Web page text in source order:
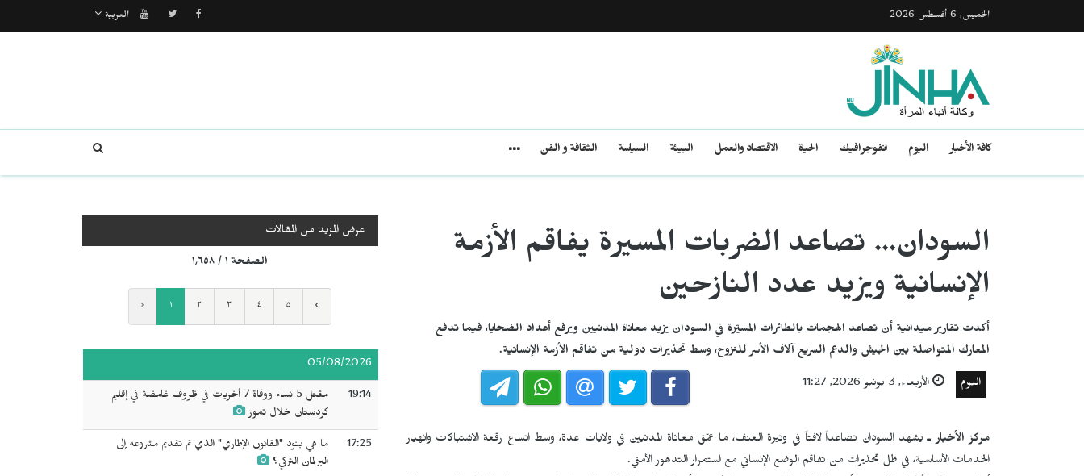
الخميس, 6 أغسطس 2026 العربية
كافة الأخبار اليوم انفوجرافيك الحياة الاقتصاد والعمل البيئة السياسة الثقافة و الفن
السودان... تصاعد الضربات المسيرة يفاقم الأزمة
الإنسانية ويزيد عدد النازحين
أكدت تقارير ميدانية أن تصاعد الهجمات بالطائرات المسيّرة في السودان يزيد معاناة المدنيين ويرفع أعداد الضحايا، فيما تدفع
المعارك المتواصلة بين الجيش والدعم السريع آلاف الأسر للنزوح، وسط تحذيرات دولية من تفاقم الأزمة الإنسانية.
اليوم الأربعاء, 3 يونيو 2026, 11:27
مركز الأخبار ـ يشهد السودان تصاعداً لافتاً في وتيرة العنف، ما عمّق معاناة المدنيين في ولايات عدة، وسط اتساع رقعة الاشتباكات وانهيار
الخدمات الأساسية، في ظل تحذيرات من تفاقم الوضع الإنساني مع استمرار التدهور الأمني.
عرض المزيد من المقالات
الصفحة ١ / ١٬٦٥٨
‹ ١ ٢ ٣ ٤ ٥ ›
05/08/2026
19:14
مقتل 5 نساء ووفاة 7 أخريات في ظروف غامضة في إقليم
كردستان خلال تموز
17:25
ما هي بنود "القانون الإطاري" الذي تم تقديم مشروعه إلى
البرلمان التركي؟